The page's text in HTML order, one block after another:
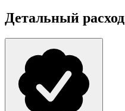
Детальный